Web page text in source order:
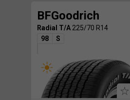
BFGoodrich
Radial T/A 225/70 R14
98
S